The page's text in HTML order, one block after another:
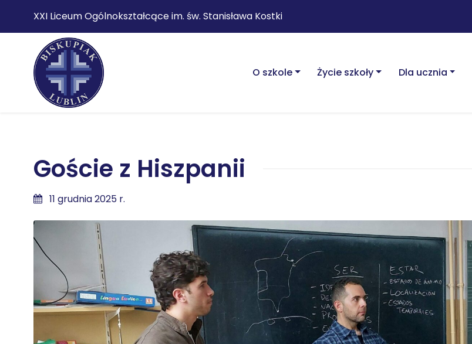
XXI Liceum Ogólnokształcące im. św. Stanisława Kostki
O szkole Życie szkoły Dla ucznia
Goście z Hiszpanii
11 grudnia 2025 r.